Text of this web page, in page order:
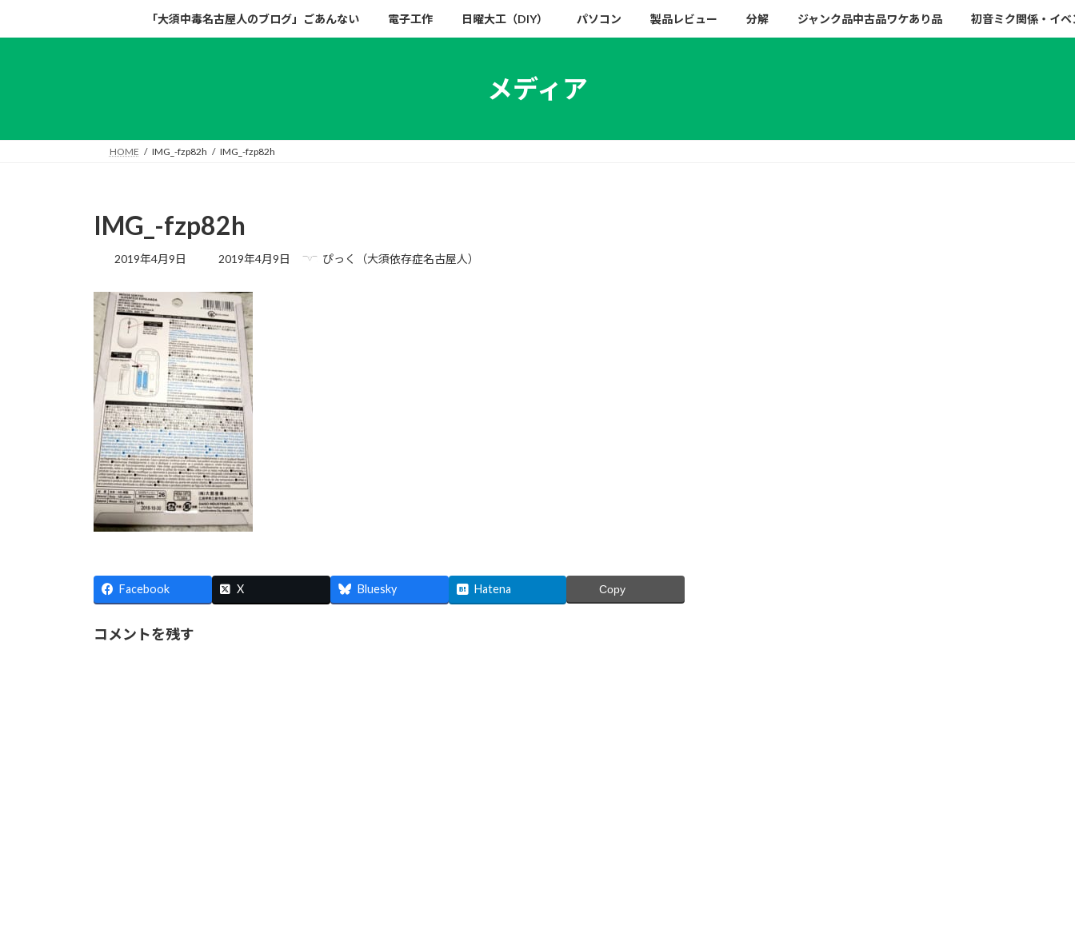
キ
に
「大須中毒名古屋人のブログ」ごあんない 電子工作 日曜大工（DIY） パソコン 製品レビュー 分解 ジャンク品中古品ワケあり品 初音ミク関係・イベ
メディア
HOME IMG_-fzp82h IMG_-fzp82h
IMG_-fzp82h
2019年4月9日
最
更
新
日
時
:
2019年4月9日 ぴっく（大須依存症名古屋人）
Facebook X Bluesky Hatena Copy
コメントを残す